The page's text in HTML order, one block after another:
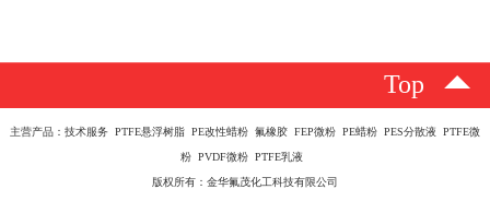
Top
主营产品：技术服务 PTFE悬浮树脂 PE改性蜡粉 氟橡胶 FEP微粉 PE蜡粉 PES分散液 PTFE微
粉 PVDF微粉 PTFE乳液
版权所有：金华氟茂化工科技有限公司